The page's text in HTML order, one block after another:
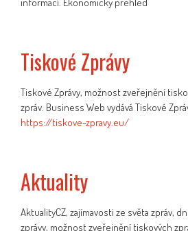
Tiskové Zprávy
Tiskové Zprávy, možnost zveřejnění
zpráv. Business Web vydává Tiskové
https://tiskove-zpravy.eu/
Aktuality
AktualityCZ, zajímavosti ze světa zpráv,
zprávy, možnost zveřejnění tiskových